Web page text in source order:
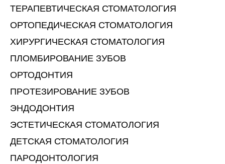
ТЕРАПЕВТИЧЕСКАЯ СТОМАТОЛОГИЯ
ОРТОПЕДИЧЕСКАЯ СТОМАТОЛОГИЯ
ХИРУРГИЧЕСКАЯ СТОМАТОЛОГИЯ
ПЛОМБИРОВАНИЕ ЗУБОВ
ОРТОДОНТИЯ
ПРОТЕЗИРОВАНИЕ ЗУБОВ
ЭНДОДОНТИЯ
ЭСТЕТИЧЕСКАЯ СТОМАТОЛОГИЯ
ДЕТСКАЯ СТОМАТОЛОГИЯ
ПАРОДОНТОЛОГИЯ